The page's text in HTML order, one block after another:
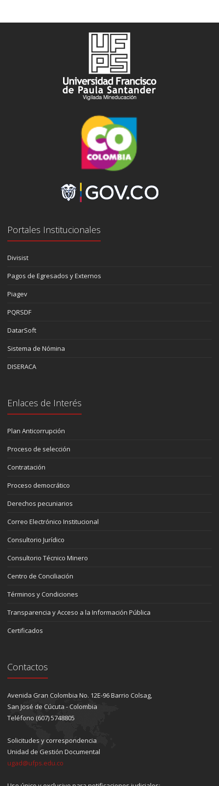
Portales Institucionales
Divisist
Pagos de Egresados y Externos
Piagev
PQRSDF
DatarSoft
Sistema de Nómina
DISERACA
Enlaces de Interés
Plan Anticorrupción
Proceso de selección
Contratación
Proceso democrático
Derechos pecuniarios
Correo Electrónico Institucional
Consultorio Jurídico
Consultorio Técnico Minero
Centro de Conciliación
Términos y Condiciones
Transparencia y Acceso a la Información Pública
Certificados
Contactos
Avenida Gran Colombia No. 12E-96 Barrio Colsag,
San José de Cúcuta - Colombia
Teléfono (607) 5748805
Solicitudes y correspondencia
Unidad de Gestión Documental
ugad@ufps.edu.co